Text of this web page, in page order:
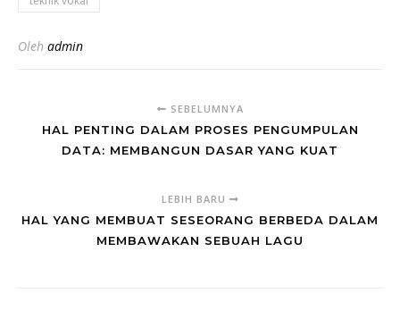
Oleh admin
SEBELUMNYA
HAL PENTING DALAM PROSES PENGUMPULAN
DATA: MEMBANGUN DASAR YANG KUAT
LEBIH BARU
HAL YANG MEMBUAT SESEORANG BERBEDA DALAM
MEMBAWAKAN SEBUAH LAGU